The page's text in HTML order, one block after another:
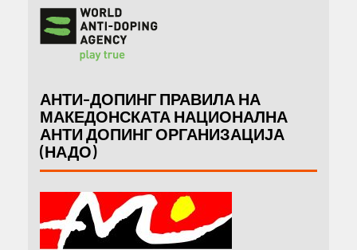
АНТИ-ДОПИНГ ПРАВИЛА НА
МАКЕДОНСКАТА НАЦИОНАЛНА
АНТИ ДОПИНГ ОРГАНИЗАЦИЈА
(НАДО)